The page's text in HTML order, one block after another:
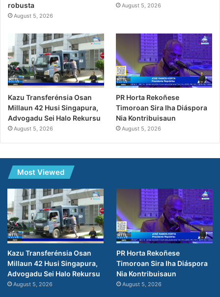
robusta
August 5, 2026
August 5, 2026
Kazu Transferénsia Osan
Millaun 42 Husi Singapura,
Advogadu Sei Halo Rekursu
August 5, 2026
PR Horta Rekoñese
Timoroan Sira Iha Diáspora
Nia Kontribuisaun
August 5, 2026
Most Viewed
Kazu Transferénsia Osan
Millaun 42 Husi Singapura,
Advogadu Sei Halo Rekursu
August 5, 2026
PR Horta Rekoñese
Timoroan Sira Iha Diáspora
Nia Kontribuisaun
August 5, 2026